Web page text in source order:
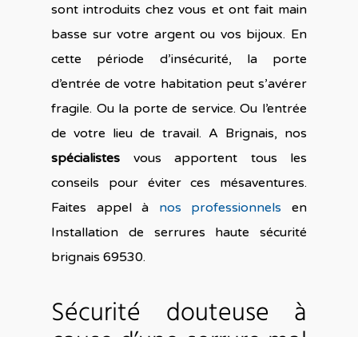
sont introduits chez vous et ont fait main
basse sur votre argent ou vos bijoux. En
cette période d’insécurité, la porte
d’entrée de votre habitation peut s’avérer
fragile. Ou la porte de service. Ou l’entrée
de votre lieu de travail. A Brignais, nos
spécialistes vous apportent tous les
conseils pour éviter ces mésaventures.
Faites appel à nos professionnels en
Installation de serrures haute sécurité
brignais 69530.
Sécurité douteuse à